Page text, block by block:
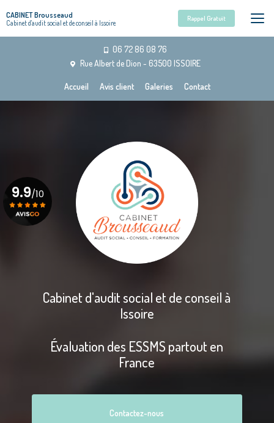
au
contenu
principal
06 72 86 08 76
Rue Albert de Dion - 63500 ISSOIRE
Accueil
Avis client Galeries Contact
CABINET Brousseaud
Cabinet d'audit social et de conseil à Issoire Rappel Gratuit
Cabinet d'audit social et de conseil à
Issoire
Évaluation des ESSMS partout en
France
Contactez-nous
9.9/10